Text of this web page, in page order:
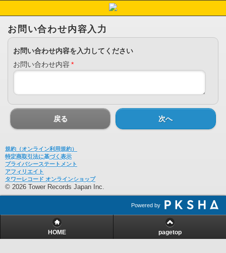
お問い合わせ内容入力
お問い合わせ内容を入力してください
お問い合わせ内容 *
戻る 次へ
規約（オンライン利用規約）
特定商取引法に基づく表示
プライバシーステートメント
アフィリエイト
タワーレコード オンラインショップ
© 2026 Tower Records Japan Inc.
Powered by
HOME pagetop